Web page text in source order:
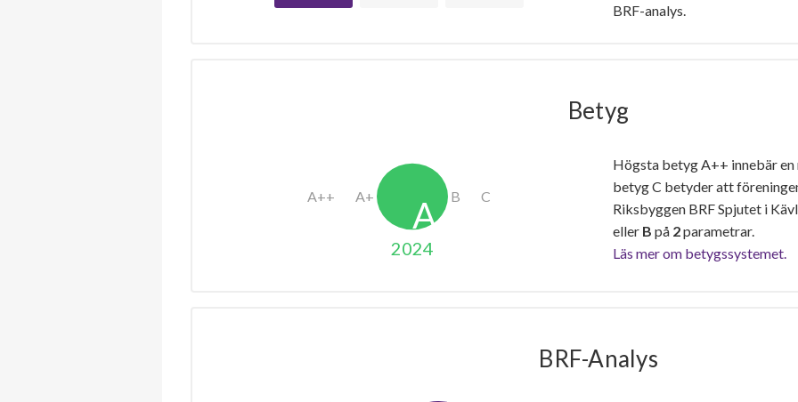
BRF-analys.
Betyg
2024
Högsta betyg A++ innebär
betyg C betyder att
Riksbyggen BRF Spjutet i
eller B på 2parametrar.
Läs mer om betygssystemet.
BRF-Analys